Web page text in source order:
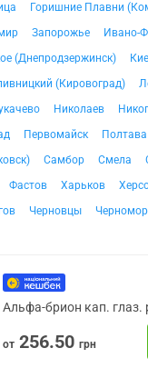
Горишние Плавни
Запорожье Ивано-
(Днепродзержинск)
(Кировоград)
Николаев
Первомайск Полтава
Самбор Смела
Фастов Харьков
Черновцы
Альфа-брион кап.
от 256.50 грн